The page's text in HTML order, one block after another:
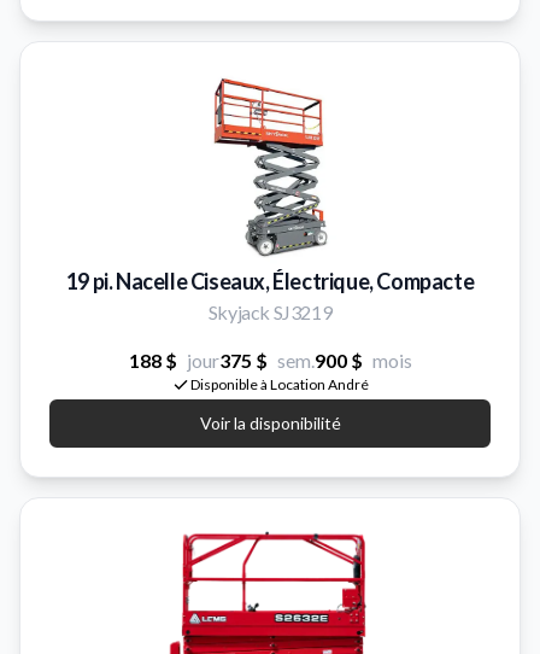
19 pi. Nacelle Ciseaux, Électrique, Compacte
Skyjack SJ3219
188 $ jour375 $ sem.900 $ mois
Disponible à Location André
Voir la disponibilité